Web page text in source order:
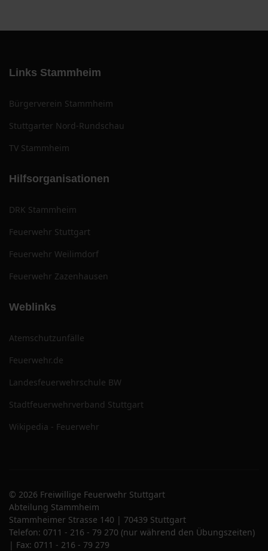
Links Stammheim
Bürgerverein Stammheim
Stuttgarter Nord-Rundschau
TV Stammheim
Hilfsorganisationen
DRK Stammheim
Feuerwehr Stuttgart
Feuerwehr Weilimdorf
Feuerwehr Zazenhausen
Weblinks
Atemschutzunfälle
Feuerwehr.de
Landesfeuerwehrschule BW
Stadtfeuerwehrverband Stuttgart
Wikipedia - Feuerwehr
© 2026 Freiwillige Feuerwehr Stuttgart
Abteilung Stammheim
Stammheimer Strasse 140 | 70439 Stuttgart
Telefon: 0711 - 216 - 79 270 (nur während den Übungszeiten)
| Fax: 0711 - 216 - 79 279